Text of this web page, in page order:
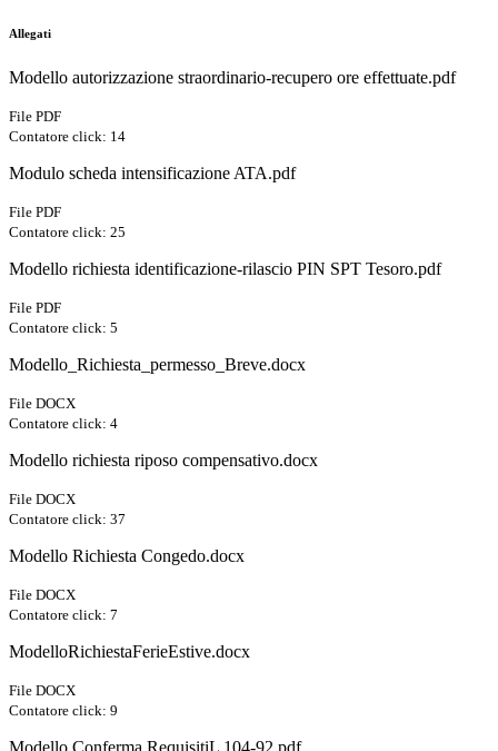
Allegati
Modello autorizzazione straordinario-recupero ore effettuate.pdf
File PDF
Contatore click: 14
Modulo scheda intensificazione ATA.pdf
File PDF
Contatore click: 25
Modello richiesta identificazione-rilascio PIN SPT Tesoro.pdf
File PDF
Contatore click: 5
Modello_Richiesta_permesso_Breve.docx
File DOCX
Contatore click: 4
Modello richiesta riposo compensativo.docx
File DOCX
Contatore click: 37
Modello Richiesta Congedo.docx
File DOCX
Contatore click: 7
ModelloRichiestaFerieEstive.docx
File DOCX
Contatore click: 9
Modello Conferma RequisitiL 104-92.pdf